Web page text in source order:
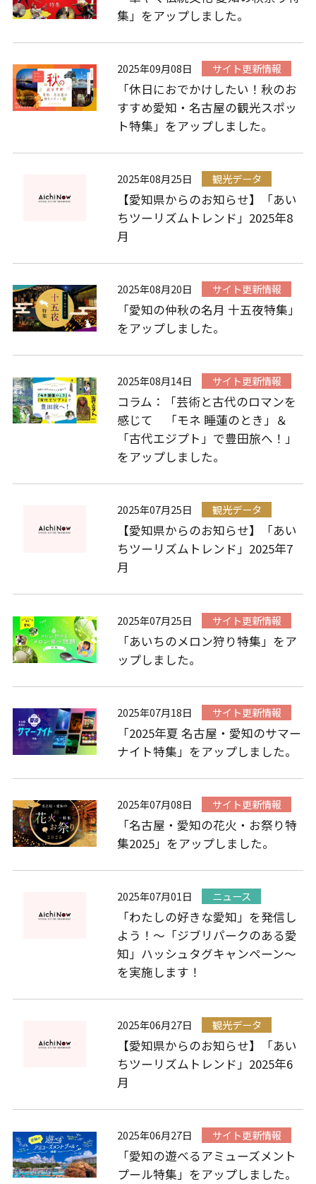
集」をアップしました。
2025年09月08日 サイト更新情報
「休日におでかけしたい！秋のお
すすめ愛知・名古屋の観光スポッ
ト特集」をアップしました。
2025年08月25日 観光データ
【愛知県からのお知らせ】「あい
ちツーリズムトレンド」2025年8
月
2025年08月20日 サイト更新情報
「愛知の仲秋の名月 十五夜特集」
をアップしました。
2025年08月14日 サイト更新情報
コラム：「芸術と古代のロマンを
感じて 「モネ 睡蓮のとき」＆
「古代エジプト」で豊田旅へ！」
をアップしました。
2025年07月25日 観光データ
【愛知県からのお知らせ】「あい
ちツーリズムトレンド」2025年7
月
2025年07月25日 サイト更新情報
「あいちのメロン狩り特集」をア
ップしました。
2025年07月18日 サイト更新情報
「2025年夏 名古屋・愛知のサマー
ナイト特集」をアップしました。
2025年07月08日 サイト更新情報
「名古屋・愛知の花火・お祭り特
集2025」をアップしました。
2025年07月01日 ニュース
「わたしの好きな愛知」を発信し
よう！～「ジブリパークのある愛
知」ハッシュタグキャンペーン～
を実施します！
2025年06月27日 観光データ
【愛知県からのお知らせ】「あい
ちツーリズムトレンド」2025年6
月
2025年06月27日 サイト更新情報
「愛知の遊べるアミューズメント
プール特集」をアップしました。